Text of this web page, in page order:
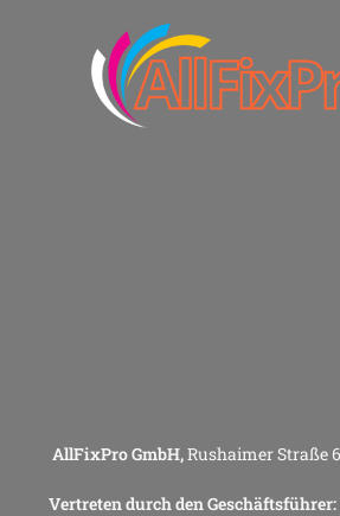
AllFixPro GmbH,Rushaimer Straße
Vertreten durch den Geschäftsführer: